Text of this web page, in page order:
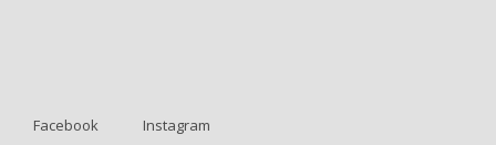
Facebook Instagram